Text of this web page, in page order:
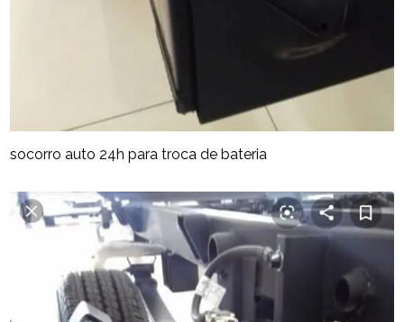
socorro auto 24h para troca de bateria